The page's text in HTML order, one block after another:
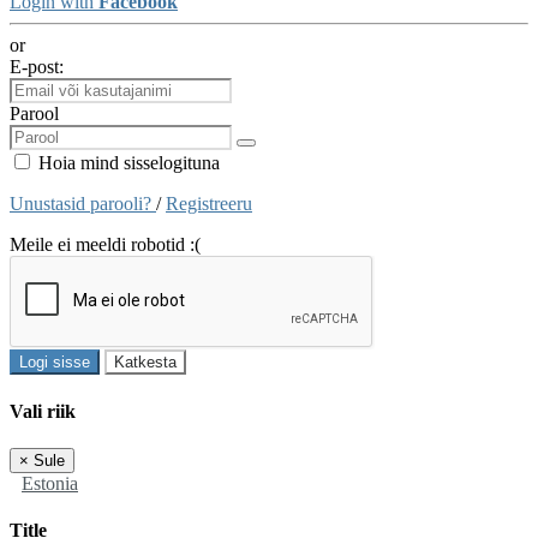
or
E-post:
Parool
Hoia mind sisselogituna
Unustasid parooli? /Registreeru
Meile ei meeldi robotid :(
Logi sisse Katkesta
Vali riik
× Sule
Estonia
Title